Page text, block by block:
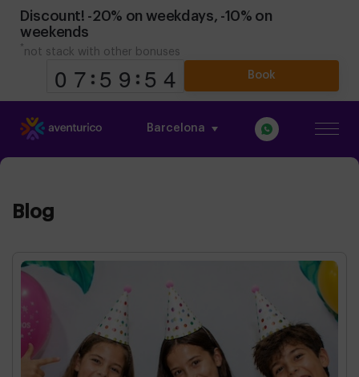
Discount! -20% on weekdays, -10% on
weekends
* not stack with other bonuses
Book
Barcelona
Blog